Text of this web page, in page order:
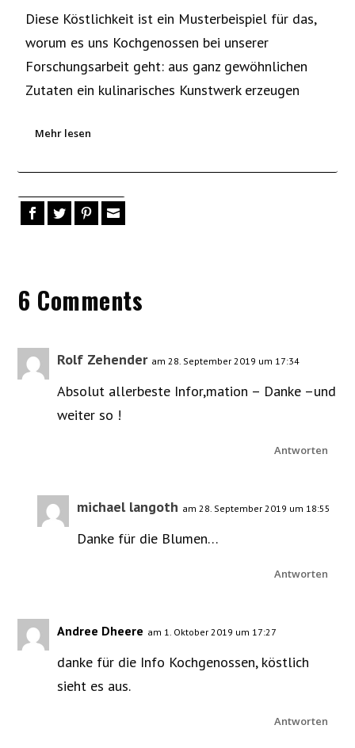
Diese Köstlichkeit ist ein Musterbeispiel für das,
worum es uns Kochgenossen bei unserer
Forschungsarbeit geht: aus ganz gewöhnlichen
Zutaten ein kulinarisches Kunstwerk erzeugen
Mehr lesen
6 Comments
Rolf Zehender am 28. September 2019 um 17:34
Absolut allerbeste Infor,mation – Danke –und
weiter so !
Antworten
michael langoth am 28. September 2019 um 18:55
Danke für die Blumen…
Antworten
Andree Dheere am 1. Oktober 2019 um 17:27
danke für die Info Kochgenossen, köstlich
sieht es aus.
Antworten